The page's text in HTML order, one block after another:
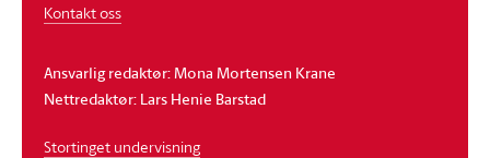
Kontakt oss
Ansvarlig redaktør: Mona Mortensen Krane
Nettredaktør: Lars Henie Barstad
Stortinget undervisning